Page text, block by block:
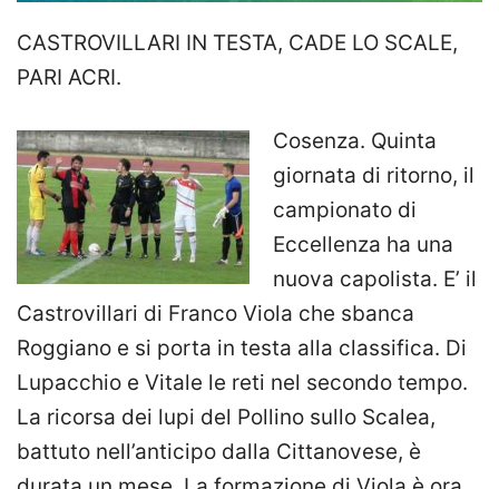
CASTROVILLARI IN TESTA, CADE LO SCALE,
PARI ACRI.
Cosenza. Quinta
giornata di ritorno, il
campionato di
Eccellenza ha una
nuova capolista. E’ il
Castrovillari di Franco Viola che sbanca
Roggiano e si porta in testa alla classifica. Di
Lupacchio e Vitale le reti nel secondo tempo.
La ricorsa dei lupi del Pollino sullo Scalea,
battuto nell’anticipo dalla Cittanovese, è